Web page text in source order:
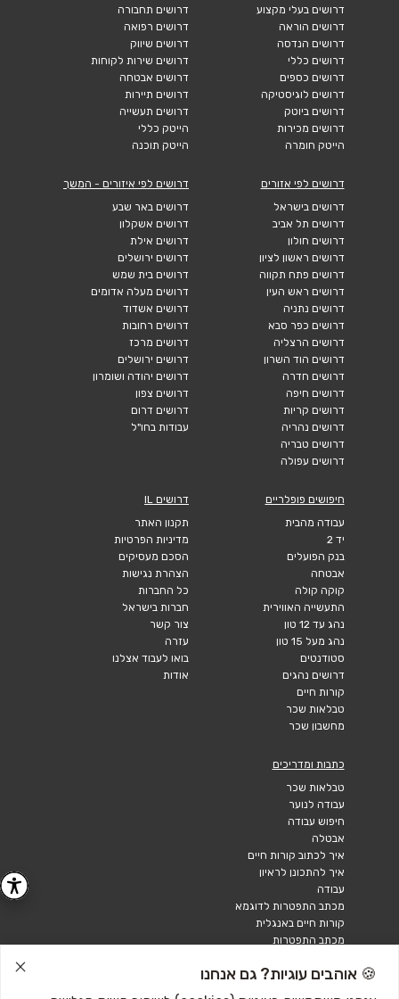
דרושים בעלי מקצוע
דרושים הוראה
דרושים הנדסה
דרושים כללי
דרושים כספים
דרושים לוגיסטיקה
דרושים ביוטק
דרושים מכירות
הייטק חומרה
דרושים תחבורה
דרושים רפואה
דרושים שיווק
דרושים שירות לקוחות
דרושים אבטחה
דרושים תיירות
דרושים תעשייה
הייטק כללי
הייטק תוכנה
דרושים לפי אזורים
דרושים בישראל
דרושים תל אביב
דרושים חולון
דרושים ראשון לציון
דרושים פתח תקווה
דרושים ראש העין
דרושים נתניה
דרושים כפר סבא
דרושים הרצליה
דרושים הוד השרון
דרושים חדרה
דרושים חיפה
דרושים קריות
דרושים נהריה
דרושים טבריה
דרושים עפולה
דרושים לפי איזורים - המשך
דרושים באר שבע
דרושים אשקלון
דרושים אילת
דרושים ירושלים
דרושים בית שמש
דרושים מעלה אדומים
דרושים אשדוד
דרושים רחובות
דרושים מרכז
דרושים ירושלים
דרושים יהודה ושומרון
דרושים צפון
דרושים דרום
עבודות בחו"ל
חיפושים פופלריים
עבודה מהבית
יד 2
בנק הפועלים
אבטחה
קוקה קולה
התעשייה האווירית
נהג עד 12 טון
נהג מעל 15 טון
סטודנטים
דרושים נהגים
קורות חיים
טבלאות שכר
מחשבון שכר
דרושים IL
תקנון האתר
מדיניות הפרטיות
הסכם מעסיקים
הצהרת נגישות
כל החברות
חברות בישראל
צור קשר
עזרה
בואו לעבוד אצלנו
אודות
כתבות ומדריכים
טבלאות שכר
עבודה לנוער
חיפוש עבודה
אבטלה
איך לכתוב קורות חיים
איך להתכונן לראיון
עבודה
מכתב התפטרות לדוגמא
קורות חיים באנגלית
מכתב התפטרות
🍪 אוהבים עוגיות? גם אנחנו